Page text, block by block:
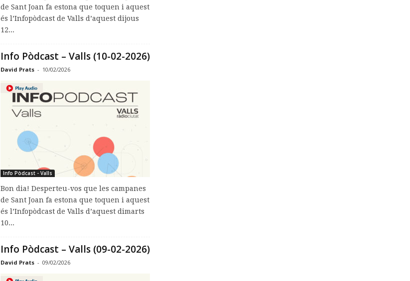
de Sant Joan fa estona que toquen i aquest
és l’Infopòdcast de Valls d’aquest dijous
12...
Info Pòdcast – Valls (10-02-2026)
David Prats - 10/02/2026
Info Pòdcast - Valls
Bon dia! Desperteu-vos que les campanes
de Sant Joan fa estona que toquen i aquest
és l’Infopòdcast de Valls d’aquest dimarts
10...
Info Pòdcast – Valls (09-02-2026)
David Prats - 09/02/2026